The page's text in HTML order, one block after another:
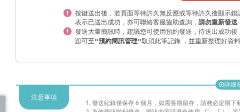
按鍵送出後，若頁面等待許久無反應或等待許久後顯示
表示已送出成功，亦可聯絡客服協助查詢，請勿重新發送
發送大量簡訊時，建議您可使用預約發送 ，待送出成功
題可至"預約簡訊管理"取消此筆記錄 ，並重新整理好資
注意事項
add_circle詳細
發送紀錄僅保存 6 個月，如需長期留存，請務必定期下